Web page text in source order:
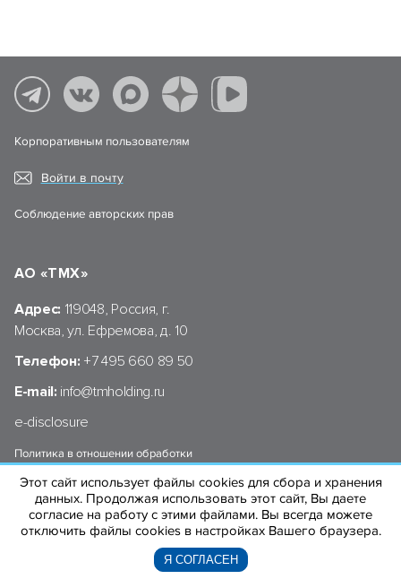
Корпоративным пользователям
Войти в почту
Соблюдение авторских прав
АО «ТМХ»
Адрес: 119048, Россия, г.
Москва, ул. Ефремова, д. 10
Телефон: +7 495 660 89 50
E-mail: info@tmholding.ru
e-disclosure
Политика в отношении обработки
персональных данных АО «ТМХ»
© 2004–2026 «ТРАНСМАШХОЛДИНГ»
Этот сайт использует файлы cookies для сбора и хранения
данных. Продолжая использовать этот сайт, Вы даете
согласие на работу с этими файлами. Вы всегда можете
отключить файлы cookies в настройках Вашего браузера.
Я СОГЛАСЕН